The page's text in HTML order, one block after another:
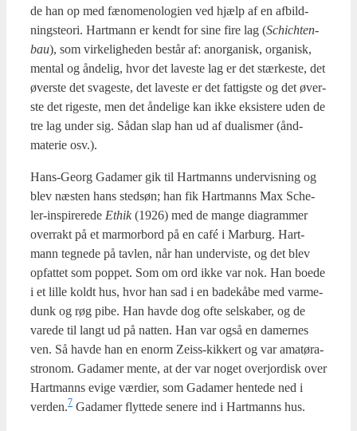
de han op med fæno­meno­lo­gi­en ved hjælp af en afbild­
nings­te­o­ri. Hart­mann er kendt for sine fire lag (Schi­ch­ten­
bau), som vir­ke­lig­he­den består af: anor­ga­nisk, orga­nisk,
men­tal og ånde­lig, hvor det lave­ste lag er det stær­ke­ste, det
øver­ste det sva­ge­ste, det lave­ste er det fat­tig­ste og det øver­
ste det rige­ste, men det ånde­li­ge kan ikke eksi­ste­re uden de
tre lag under sig. Sådan slap han ud af dua­lis­mer (ånd-
mate­rie osv.).
Hans-Georg Gada­mer gik til Hart­manns under­vis­ning og
blev næsten hans sted­s­øn; han fik Hart­manns Max Sche­
ler-inspi­re­re­de Ethik (1926) med de man­ge dia­gram­mer
over­rakt på et mar­mor­bord på en café i Mar­burg. Hart­
mann teg­ne­de på tav­len, når han under­vi­ste, og det blev
opfat­tet som pop­pet. Som om ord ikke var nok. Han boe­de
i et lil­le koldt hus, hvor han sad i en bade­kå­be med var­me­
dunk og røg pibe. Han hav­de dog ofte sel­ska­ber, og de
vare­de til langt ud på nat­ten. Han var også en damer­nes
ven. Så hav­de han en enorm Zei­ss-kik­kert og var ama­tøra­
stro­nom. Gada­mer men­te, at der var noget overjor­disk over
Hart­manns evi­ge vær­di­er, som Gada­mer hen­te­de ned i
verden.7 Gada­mer flyt­te­de sene­re ind i Hart­manns hus.